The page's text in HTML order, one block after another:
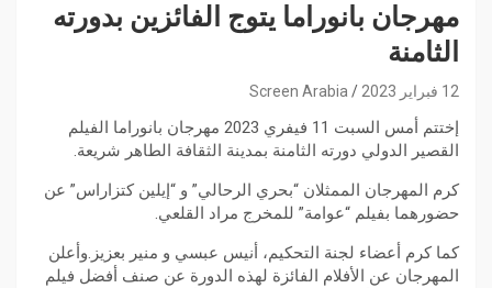
مهرجان بانوراما يتوج الفائزين بدورته
الثامنة
12 فبراير 2023 Screen Arabia
إختتم أمس السبت 11 فيفري 2023 مهرجان بانوراما الفيلم
القصير الدولي دورته الثامنة بمدينة الثقافة الطاهر شريعة.
كرم المهرجان الممثلان “بحري الرحالي” و “إيلين كتزاراس” عن
حضورهما بفيلم “عوامة” للمخرج مراد القلعي.
كما كرم أعضاء لجنة التحكيم، أنيس عبسي و منير بعزيز.وأعلن
المهرجان عن الأفلام الفائزة لهذه الدورة عن صنف أفضل فيلم